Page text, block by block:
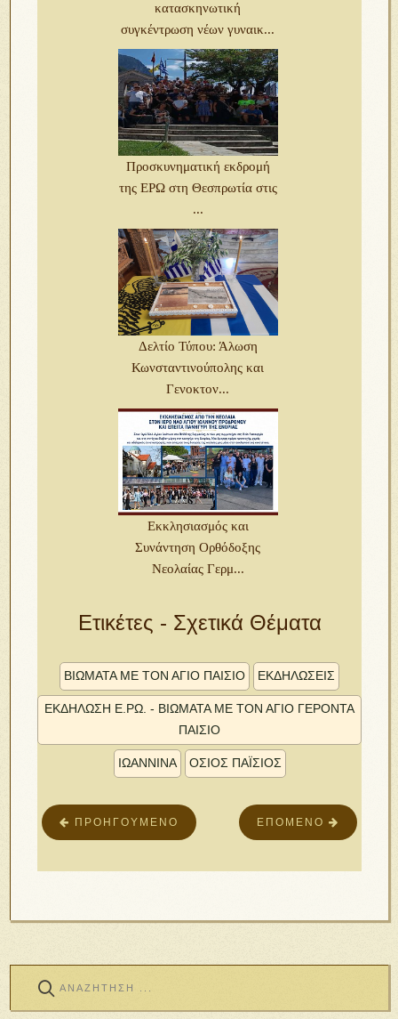
κατασκηνωτική
συγκέντρωση νέων γυναικ...
Προσκυνηματική εκδρομή
της ΕΡΩ στη Θεσπρωτία στις
...
Δελτίο Τύπου: Άλωση
Κωνσταντινούπολης και
Γενοκτον...
Εκκλησιασμός και
Συνάντηση Ορθόδοξης
Νεολαίας Γερμ...
Ετικέτες - Σχετικά Θέματα
ΒΙΩΜΑΤΑ ΜΕ ΤΟΝ ΑΓΙΟ ΠΑΙΣΙΟ ΕΚΔΗΛΩΣΕΙΣ
ΕΚΔΗΛΩΣΗ Ε.ΡΩ. - ΒΙΩΜΑΤΑ ΜΕ ΤΟΝ ΑΓΙΟ ΓΕΡΟΝΤΑ
ΠΑΙΣΙΟ
ΙΩΑΝΝΙΝΑ ΟΣΙΟΣ ΠΑΪΣΙΟΣ
ΕΠΌΜΕΝΟ
ΠΡΟΗΓΟΎΜΕΝΟ